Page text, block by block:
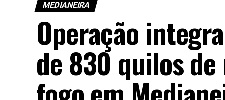
MEDIANEIRA
Operação
de 830 quilos